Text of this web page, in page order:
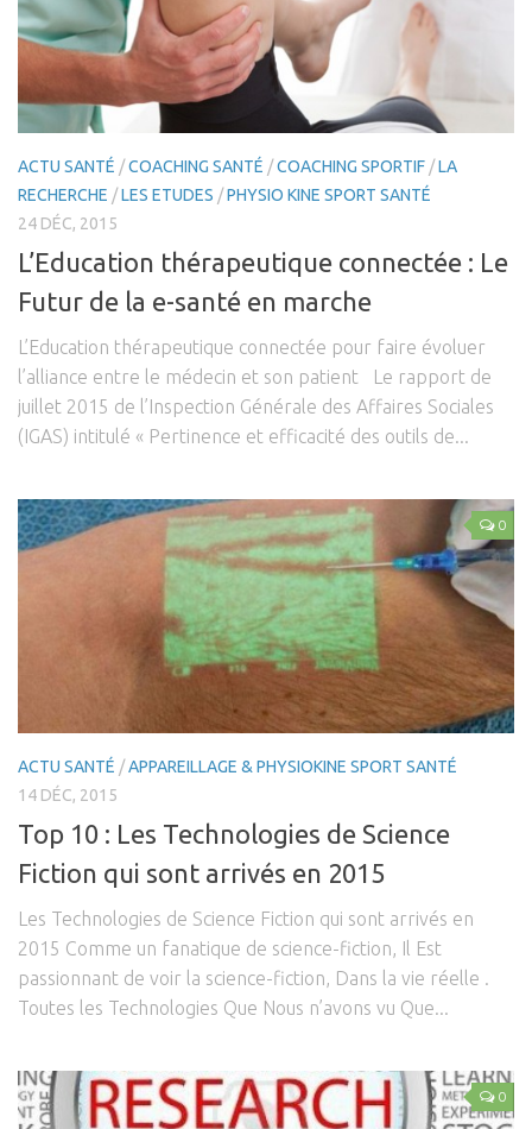
ACTU SANTÉ /COACHING SANTÉ /COACHING SPORTIF /LA
RECHERCHE /LES ETUDES /PHYSIO KINE SPORT SANTÉ
24 DÉC, 2015
L’Education thérapeutique connectée : Le
Futur de la e-santé en marche
L’Education thérapeutique connectée pour faire évoluer
l’alliance entre le médecin et son patient Le rapport de
juillet 2015 de l’Inspection Générale des Affaires Sociales
(IGAS) intitulé « Pertinence et efficacité des outils de...
0
ACTU SANTÉ /APPAREILLAGE & PHYSIOKINE SPORT SANTÉ
14 DÉC, 2015
Top 10 : Les Technologies de Science
Fiction qui sont arrivés en 2015
Les Technologies de Science Fiction qui sont arrivés en
2015 Comme un fanatique de science-fiction, Il Est
passionnant de voir la science-fiction, Dans la vie réelle .
Toutes les Technologies Que Nous n’avons vu Que...
0